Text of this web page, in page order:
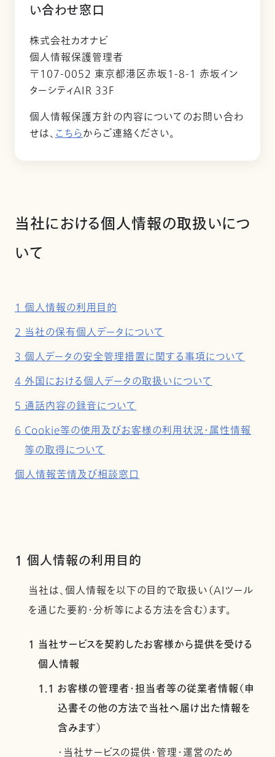
い合わせ窓口
株式会社カオナビ
個人情報保護管理者
〒107-0052 東京都港区赤坂1-8-1 赤坂イン
ターシティAIR 33F
個人情報保護方針の内容についてのお問い合わ
せは、こちらからご連絡ください。
当社における個人情報の取扱いにつ
いて
1 個人情報の利用目的
2 当社の保有個人データについて
3 個人データの安全管理措置に関する事項について
4 外国における個人データの取扱いについて
5 通話内容の録音について
6 Cookie等の使用及びお客様の利用状況・属性情報
等の取得について
個人情報苦情及び相談窓口
1 個人情報の利用目的
当社は、個人情報を以下の目的で取扱い（AIツール
を通じた要約・分析等による方法を含む）ます。
1 当社サービスを契約したお客様から提供を受ける
個人情報
1.1 お客様の管理者・担当者等の従業者情報（申
込書その他の方法で当社へ届け出た情報を
含みます）
・当社サービスの提供・管理・運営のため